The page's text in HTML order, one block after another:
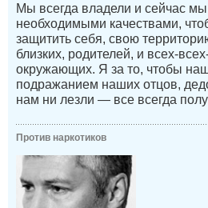
Мы всегда владели и сейчас
необходимыми качествами,
защитить себя, свою
близких, родителей, и всех-
окружающих. Я за то, чтобы
подражанием наших отцов,
нам ни лезли — все всегда
Против наркотиков